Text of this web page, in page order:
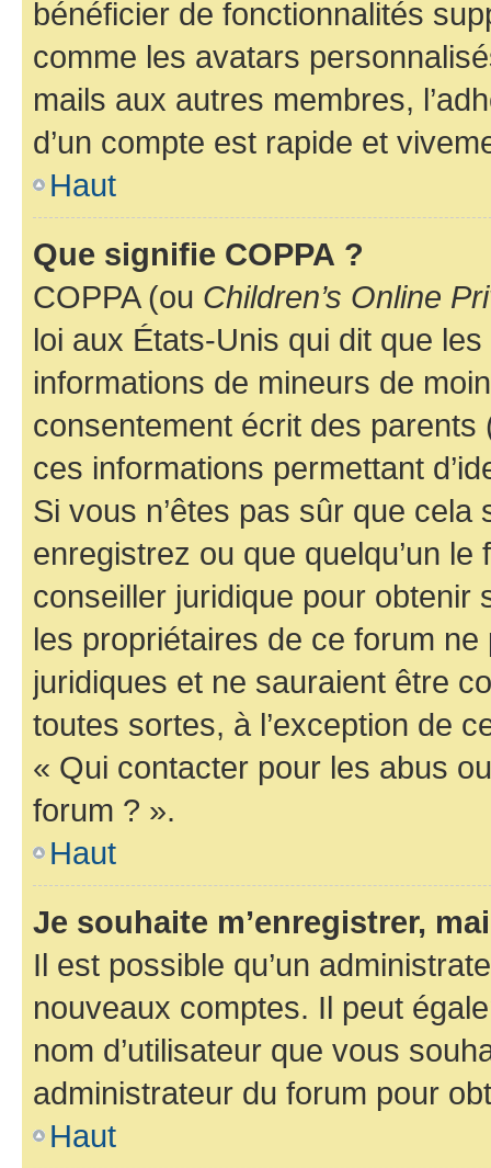
bénéficier de fonctionnalités
comme les avatars
mails aux autres membres,
d’un compte est rapide et
Haut
Que signifie COPPA ?
COPPA (ou Children’s Online
loi aux États-Unis qui dit que
informations de mineurs de
consentement écrit des parents
ces informations permettant
Si vous n’êtes pas sûr que
enregistrez ou que quelqu’un
conseiller juridique pour obtenir
les propriétaires de ce forum
juridiques et ne sauraient être
toutes sortes, à l’exception de
« Qui contacter pour les abus
forum ? ».
Haut
Je souhaite m’enregistrer,
Il est possible qu’un
nouveaux comptes. Il peut
nom d’utilisateur que vous
administrateur du forum pour
Haut